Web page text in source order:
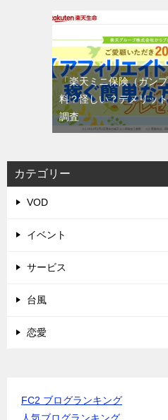
「楽天ミニ保険（ガン
料？怪しい？デメリッ
調査
カテゴリー
VOD
イベント
サービス
台風
恋愛
FC2 ブログランキング
人気ブログランキング